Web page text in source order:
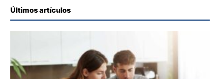
Últimos artículos